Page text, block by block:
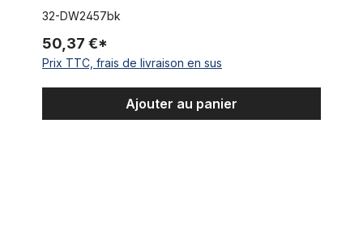
32-DW2457bk
50,37 €*
Prix TTC, frais de livraison en sus
Ajouter au panier